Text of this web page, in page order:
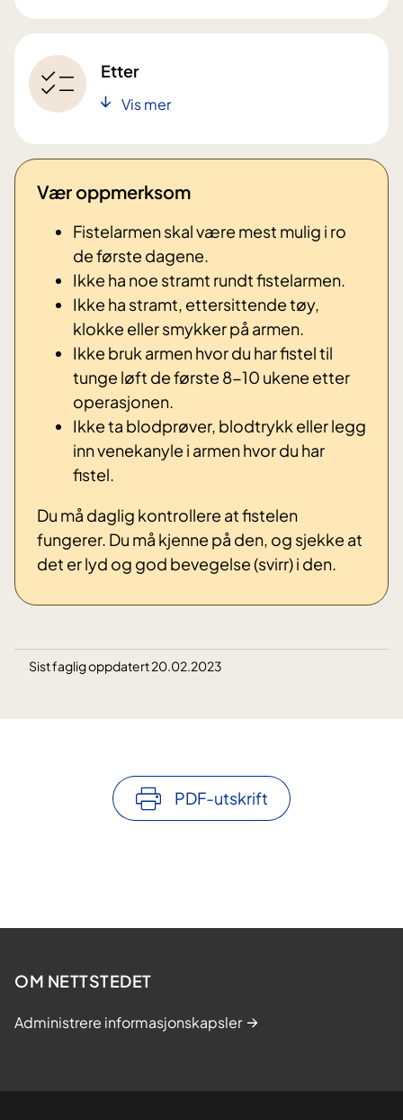
Etter
Vis mer
Vær oppmerksom
Fistelarmen skal være mest mulig i ro
de første dagene.
Ikke ha noe stramt rundt fistelarmen.
Ikke ha stramt, ettersittende tøy,
klokke eller smykker på armen.
Ikke bruk armen hvor du har fistel til
tunge løft de første 8-10 ukene etter
operasjonen.
Ikke ta blodprøver, blodtrykk eller legg
inn venekanyle i armen hvor du har
fistel.
Du må daglig kontrollere at fistelen
fungerer. Du må kjenne på den, og sjekke at
det er lyd og god bevegelse (svirr) i den.
Sist faglig oppdatert 20.02.2023
PDF-utskrift
OM NETTSTEDET
Administrere informasjonskapsler